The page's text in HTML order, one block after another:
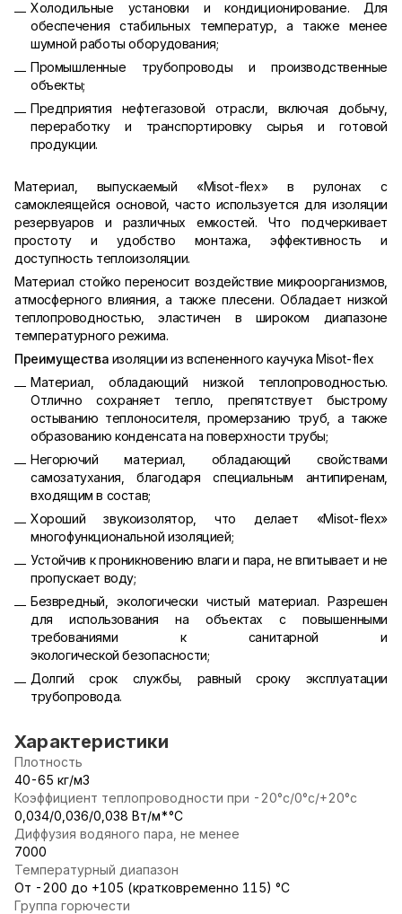
Холодильные установки и кондиционирование. Для
обеспечения стабильных температур, а также менее
шумной работы оборудования;
Промышленные трубопроводы и производственные
объекты;
Предприятия нефтегазовой отрасли, включая добычу,
переработку и транспортировку сырья и готовой
продукции.
Материал, выпускаемый «Misot-flex» в рулонах с
самоклеящейся основой, часто используется для изоляции
резервуаров и различных емкостей. Что подчеркивает
простоту и удобство монтажа, эффективность и
доступность теплоизоляции.
Материал стойко переносит воздействие микроорганизмов,
атмосферного влияния, а также плесени. Обладает низкой
теплопроводностью, эластичен в широком диапазоне
температурного режима.
Преимущества изоляции из вспененного каучука Misot-flex
Материал, обладающий низкой теплопроводностью.
Отлично сохраняет тепло, препятствует быстрому
остыванию теплоносителя, промерзанию труб, а также
образованию конденсата на поверхности трубы;
Негорючий материал, обладающий свойствами
самозатухания, благодаря специальным антипиренам,
входящим в состав;
Хороший звукоизолятор, что делает «Misot-flex»
многофункциональной изоляцией;
Устойчив к проникновению влаги и пара, не впитывает и не
пропускает воду;
Безвредный, экологически чистый материал. Разрешен
для использования на объектах с повышенными
требованиями к санитарной и
экологической безопасности;
Долгий срок службы, равный сроку эксплуатации
трубопровода.
Характеристики
Плотность
40-65 кг/м3
Коэффициент теплопроводности при -20°с/0°с/+20°с
0,034/0,036/0,038 Вт/м*°С
Диффузия водяного пара, не менее
7000
Температурный диапазон
От -200 до +105 (кратковременно 115) °С
Группа горючести